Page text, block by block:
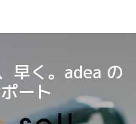
早く。adea の
ート